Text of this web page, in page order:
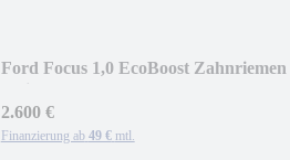
Ford Focus 1,0 EcoBoost Zahnriemen
2.600 €
Finanzierung ab 49 € mtl.